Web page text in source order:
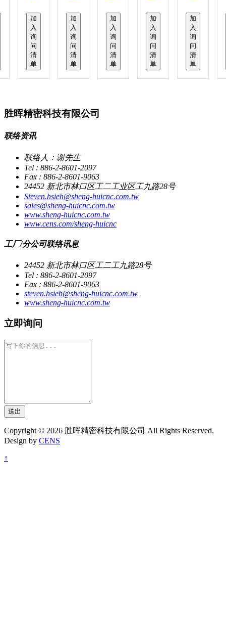
加
入
询
问
清
单
加
入
询
问
清
单
加
入
询
问
清
单
加
入
询
问
清
单
加
入
询
问
清
单
胜晖精密科技有限公司
联络资讯
联络人：谢先生
Tel : 886-2-8601-2097
Fax : 886-2-8601-9063
24452 新北市林口区工二工业区工九路28号
Steven.hsieh@sheng-huicnc.com.tw
sales@sheng-huicnc.com.tw
www.sheng-huicnc.com.tw
www.cens.com/sheng-huicnc
工厂/分公司联络讯息
24452 新北市林口区工二工九路28号
Tel : 886-2-8601-2097
Fax : 886-2-8601-9063
steven.hsieh@sheng-huicnc.com.tw
www.sheng-huicnc.com.tw
立即询问
送出
Copyright © 2026 胜晖精密科技有限公司 All Rights Reserved.
Design by CENS
↑